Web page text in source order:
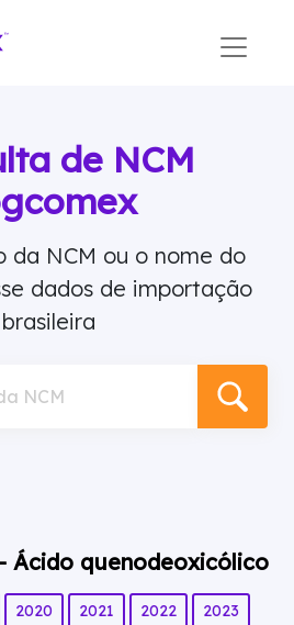
de NCM
da NCM ou o nome do
dados de importação
brasileira
NCM
Ácido quenodeoxicólico
2020 2021 2022 2023